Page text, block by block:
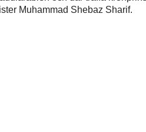
Muhammad Shebaz Sharif.